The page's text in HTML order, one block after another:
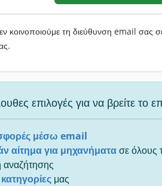
κοινοποιούμε τη διεύθυνση email σας
επιλογές για να βρείτε το
μέσω email
αίτημα για μηχανήματασε όλους
αναζήτησης
κατηγορίες μας